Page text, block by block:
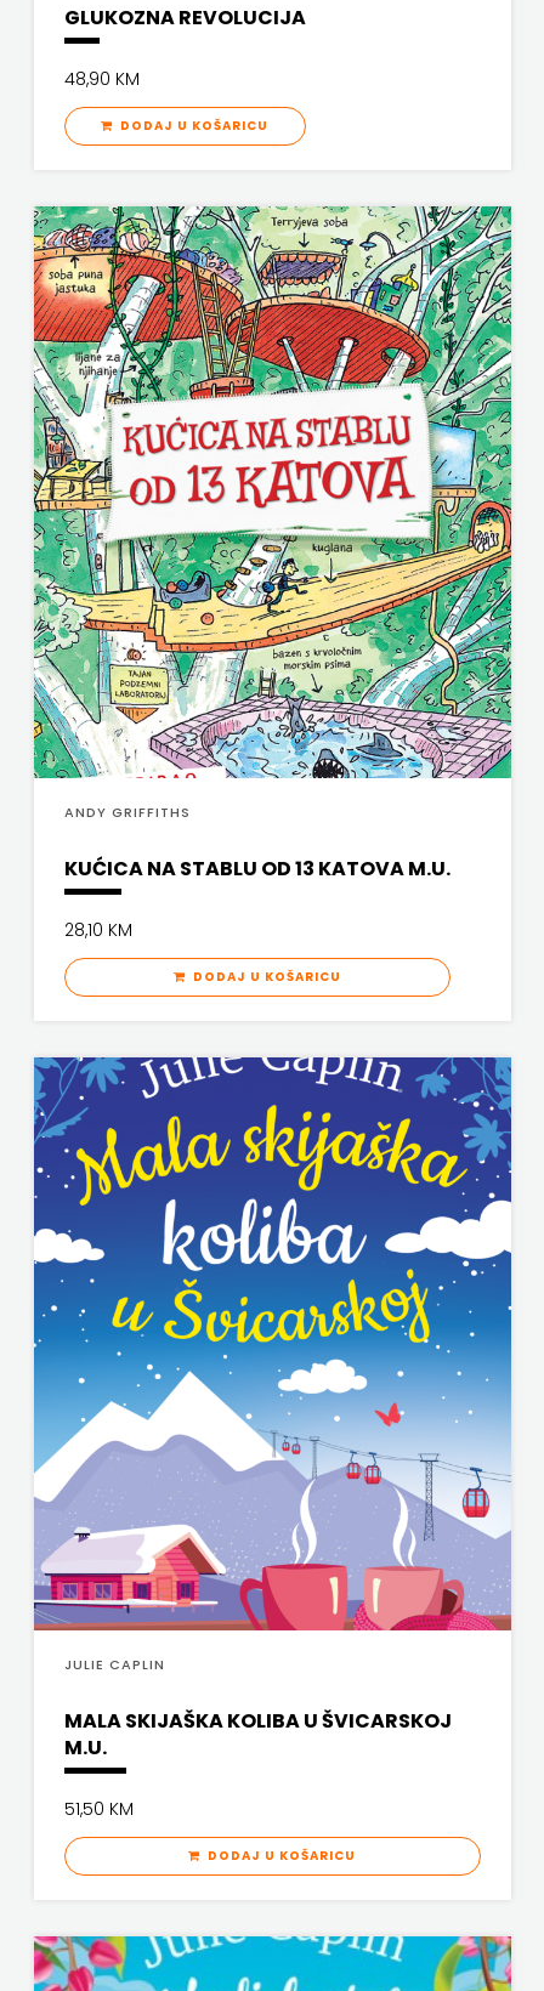
GLUKOZNA REVOLUCIJA
48,90 KM
DODAJ U KOŠARICU
ANDY GRIFFITHS
KUĆICA NA STABLU OD 13 KATOVA M.U.
28,10 KM
DODAJ U KOŠARICU
JULIE CAPLIN
MALA SKIJAŠKA KOLIBA U ŠVICARSKOJ
M.U.
51,50 KM
DODAJ U KOŠARICU